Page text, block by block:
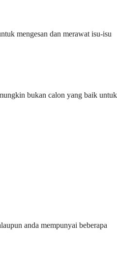
mengesan dan merawat isu-isu
bukan calon yang baik untuk
anda mempunyai beberapa